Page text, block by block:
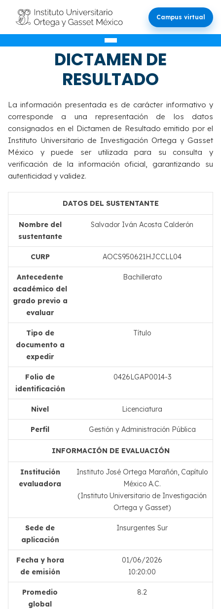
Campus virtual
VALIDACIÓN DEL
DICTAMEN DE
RESULTADO
La información presentada es de carácter informativo y
corresponde a una representación de los datos
consignados en el Dictamen de Resultado emitido por el
Instituto Universitario de Investigación Ortega y Gasset
México y puede ser utilizada para su consulta y
verificación de la información oficial, garantizando su
autenticidad y validez.
DATOS DEL SUSTENTANTE
Nombre del
sustentante
Salvador Iván Acosta Calderón
CURP AOCS950621HJCCLL04
Antecedente
académico del
grado previo a
evaluar
Bachillerato
Tipo de
documento a
expedir
Título
Folio de
identificación
0426LGAP0014-3
Nivel Licenciatura
Perfil Gestión y Administración Pública
INFORMACIÓN DE EVALUACIÓN
Institución
evaluadora
Instituto José Ortega Marañón, Capítulo
México A.C.
(Instituto Universitario de Investigación
Ortega y Gasset)
Sede de
aplicación
Insurgentes Sur
Fecha y hora
de emisión
01/06/2026
10:20:00
Promedio
global
8.2